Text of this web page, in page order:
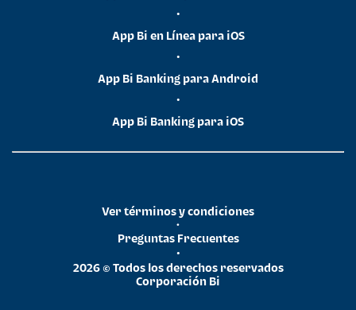
•
App Bi en Línea para iOS
•
App Bi Banking para Android
•
App Bi Banking para iOS
2026 © Todos los derechos reservados
Corporación Bi
•
Preguntas Frecuentes
•
Ver términos y condiciones